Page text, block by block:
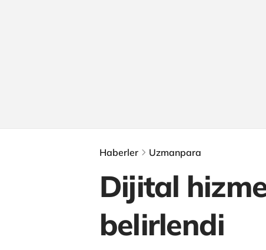
Haberler Uzmanpara
Dijital
belirlendi